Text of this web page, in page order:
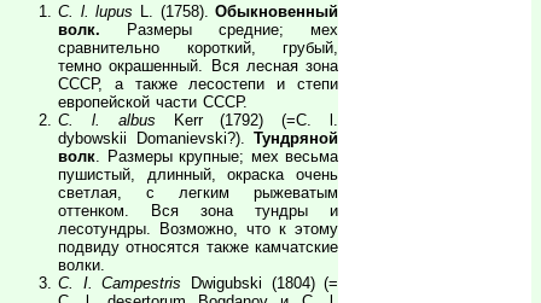
C. l. lupus L. (1758).Обыкновенный
волк. Размеры средние; мех
сравнительно короткий, грубый,
темно окрашенный. Вся лесная зона
СССР, а также лесостепи и степи
европейской части СССР.
C. l. albus Kerr (1792) (=C. l.
dybowskii Domanievski?).Тундряной
волк . Размеры крупные; мех весьма
пушистый, длинный, окраска очень
светлая, с легким рыжеватым
оттенком. Вся зона тундры и
лесотундры. Возможно, что к этому
подвиду относятся также камчатские
волки.
C. I. Campestris Dwigubski (1804) (=